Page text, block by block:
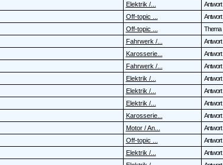
Elektrik /... Antwort
Off-topic ... Antwort
Off-topic ... Thema
Fahrwerk /... Antwort
Karosserie... Antwort
Fahrwerk /... Antwort
Elektrik /... Antwort
Elektrik /... Antwort
Elektrik /... Antwort
Karosserie... Antwort
Motor / An... Antwort
Off-topic ... Antwort
Elektrik /... Antwort